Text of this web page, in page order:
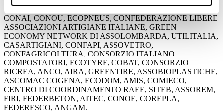
LEGACOOP PRODUZIONE E SERVIZI, CISAMBIENTE,
CONAI, CONOU, ECOPNEUS, CONFEDERAZIONE LIBERE
ASSOCIAZIONI ARTIGIANE ITALIANE, GREEN
ECONOMY NETWORK DI ASSOLOMBARDA, UTILITALIA,
CASARTIGIANI, CONFAPI, ASSOVETRO,
CONFAGRICOLTURA, CONSORZIO ITALIANO
COMPOSTATORI, ECOTYRE, COBAT, CONSORZIO
RICREA, ANCO, AIRA, GREENTIRE, ASSOBIOPLASTICHE,
ASCOMAC COGENA, ECODOM, AMIS, COMIECO,
CENTRO DI COORDINAMENTO RAEE, SITEB, ASSOREM,
FIRI, FEDERBETON, AITEC, CONOE, COREPLA,
FEDERESCO, ANGAM.